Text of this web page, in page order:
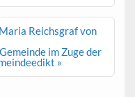
Reichsgraf von
im Zuge der
»